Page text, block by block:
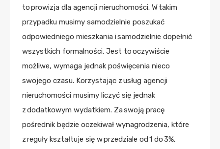
to prowizja dla agencji nieruchomości. W takim
przypadku musimy samodzielnie poszukać
odpowiedniego mieszkania i samodzielnie dopełnić
wszystkich formalności. Jest to oczywiście
możliwe, wymaga jednak poświęcenia nieco
swojego czasu. Korzystając z usług agencji
nieruchomości musimy liczyć się jednak
z dodatkowym wydatkiem. Za swoją pracę
pośrednik będzie oczekiwał wynagrodzenia, które
z reguły kształtuje się w przedziale od 1 do 3%,